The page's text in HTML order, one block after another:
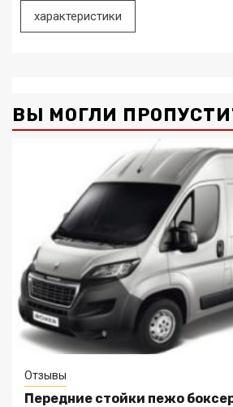
характеристики
ВЫ МОГЛИ
Отзывы
Передние стойки пежо